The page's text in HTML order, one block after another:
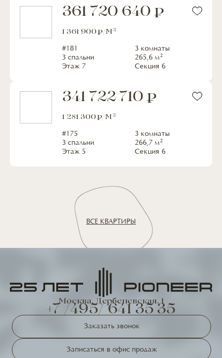
361 720 640
1 361 900 /М 2
#181
3 комнаты
3 спальни
265,6м2
Этаж 7 Секция 6
341 722 710
1 281 300 /М 2
#175
3 комнаты
3 спальни
266,7 м2
Этаж 5 Секция 6
ВСЕ КВАРТИРЫ
Москва, Дербеневская, 1
+7 /495/ 641 35 35
Заказать звонок
Записаться в офис продаж